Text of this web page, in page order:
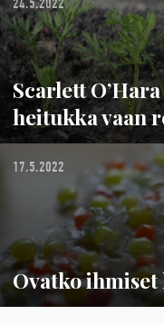
24.5.2022
Scarlett
heitukka vaan
17.5.2022
Ovatko ihmiset